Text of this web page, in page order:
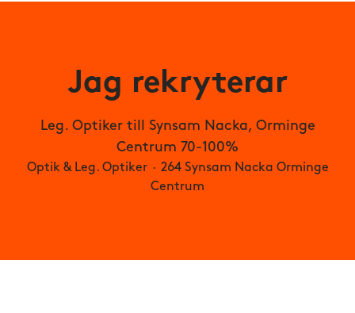
Jag rekryterar
Leg. Optiker till Synsam Nacka, Orminge
Centrum 70-100%
Optik & Leg. Optiker · 264 Synsam Nacka Orminge
Centrum